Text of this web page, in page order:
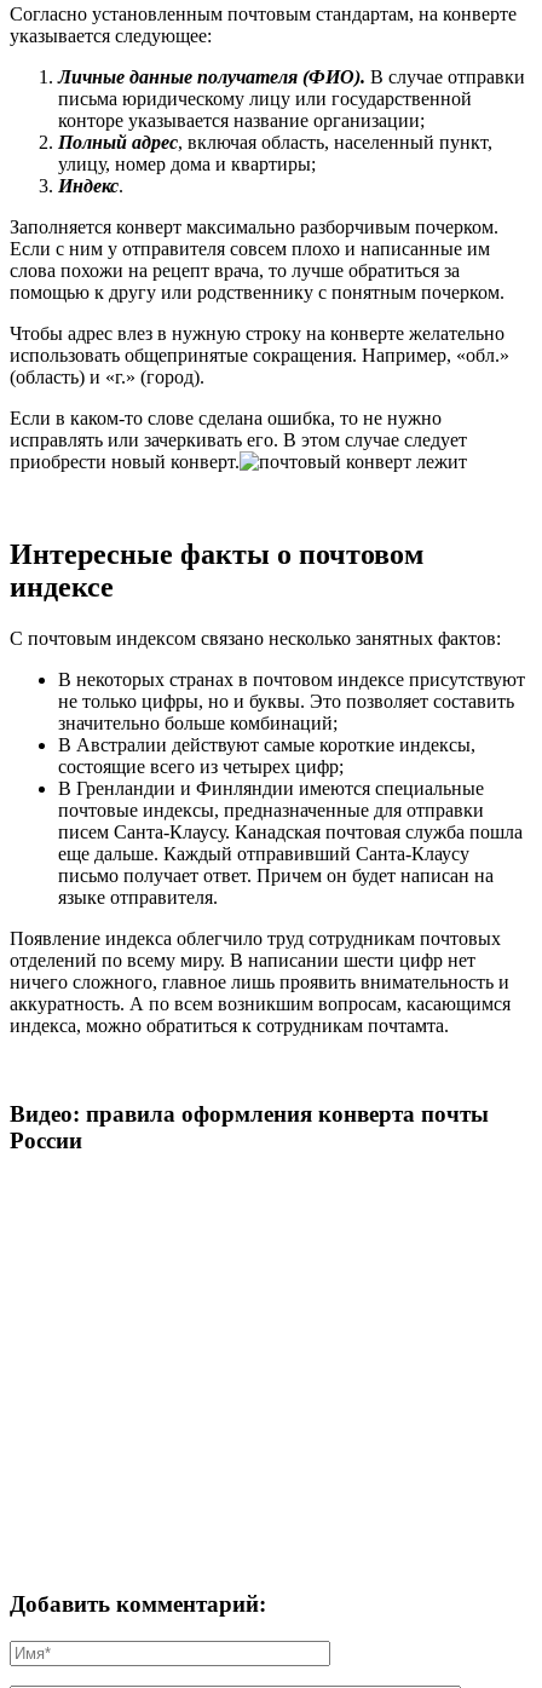
Согласно установленным почтовым стандартам, на конверте
указывается следующее:
Личные данные получателя (ФИО). В случае отправки
письма юридическому лицу или государственной
конторе указывается название организации;
Полный адрес, включая область, населенный пункт,
улицу, номер дома и квартиры;
Индекс.
Заполняется конверт максимально разборчивым почерком.
Если с ним у отправителя совсем плохо и написанные им
слова похожи на рецепт врача, то лучше обратиться за
помощью к другу или родственнику с понятным почерком.
Чтобы адрес влез в нужную строку на конверте желательно
использовать общепринятые сокращения. Например, «обл.»
(область) и «г.» (город).
Если в каком-то слове сделана ошибка, то не нужно
исправлять или зачеркивать его. В этом случае следует
приобрести новый конверт.
Интересные факты о почтовом
индексе
С почтовым индексом связано несколько занятных фактов:
В некоторых странах в почтовом индексе присутствуют
не только цифры, но и буквы. Это позволяет составить
значительно больше комбинаций;
В Австралии действуют самые короткие индексы,
состоящие всего из четырех цифр;
В Гренландии и Финляндии имеются специальные
почтовые индексы, предназначенные для отправки
писем Санта-Клаусу. Канадская почтовая служба пошла
еще дальше. Каждый отправивший Санта-Клаусу
письмо получает ответ. Причем он будет написан на
языке отправителя.
Появление индекса облегчило труд сотрудникам почтовых
отделений по всему миру. В написании шести цифр нет
ничего сложного, главное лишь проявить внимательность и
аккуратность. А по всем возникшим вопросам, касающимся
индекса, можно обратиться к сотрудникам почтамта.
Видео: правила оформления конверта почты
России
Добавить комментарий: